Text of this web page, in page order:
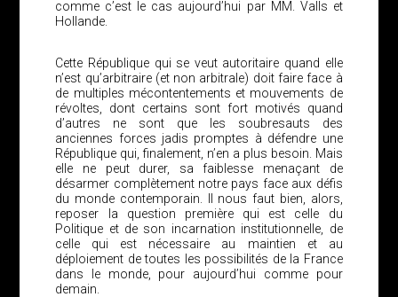
comme c’est le cas aujourd’hui par MM. Valls et
Hollande.
Cette République qui se veut autoritaire quand elle
n’est qu’arbitraire (et non arbitrale) doit faire face à
de multiples mécontentements et mouvements de
révoltes, dont certains sont fort motivés quand
d’autres ne sont que les soubresauts des
anciennes forces jadis promptes à défendre une
République qui, finalement, n’en a plus besoin. Mais
elle ne peut durer, sa faiblesse menaçant de
désarmer complètement notre pays face aux défis
du monde contemporain. Il nous faut bien, alors,
reposer la question première qui est celle du
Politique et de son incarnation institutionnelle, de
celle qui est nécessaire au maintien et au
déploiement de toutes les possibilités de la France
dans le monde, pour aujourd’hui comme pour
demain.